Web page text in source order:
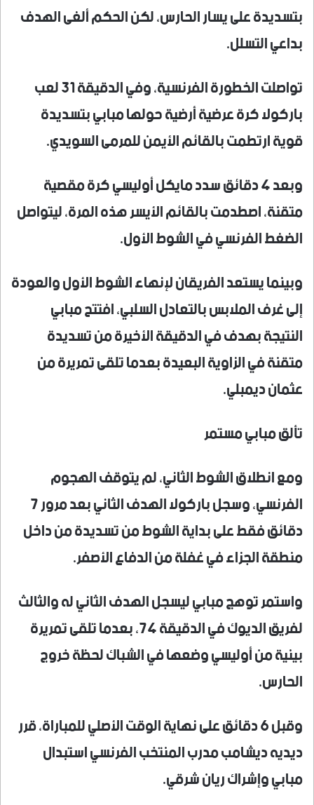
بتسديدة على يسار الحارس، لكن الحكم ألغى الهدف
بداعي التسلل.
تواصلت الخطورة الفرنسية، وفي الدقيقة 31 لعب
باركولا كرة عرضية أرضية حولها مبابي بتسديدة
قوية ارتطمت بالقائم الأيمن للمرمى السويدي.
وبعد 4 دقائق سدد مايكل أوليسي كرة مقصية
متقنة، اصطدمت بالقائم الأيسر هذه المرة، ليتواصل
الضغط الفرنسي في الشوط الأول.
وبينما يستعد الفريقان لإنهاء الشوط الأول والعودة
إلى غرف الملابس بالتعادل السلبي، افتتح مبابي
النتيجة بهدف في الدقيقة الأخيرة من تسديدة
متقنة في الزاوية البعيدة بعدما تلقى تمريرة من
عثمان ديمبلي.
تألق مبابي مستمر
ومع انطلاق الشوط الثاني، لم يتوقف الهجوم
الفرنسي، وسجل باركولا الهدف الثاني بعد مرور 7
دقائق فقط على بداية الشوط من تسديدة من داخل
منطقة الجزاء في غفلة من الدفاع الأصفر.
واستمر توهج مبابي ليسجل الهدف الثاني له والثالث
لفريق الديوك في الدقيقة 74، بعدما تلقى تمريرة
بينية من أوليسي وضعها في الشباك لحظة خروج
الحارس.
وقبل 6 دقائق على نهاية الوقت الأصلي للمباراة، قرر
ديديه ديشامب مدرب المنتخب الفرنسي استبدال
مبابي وإشراك ريان شرقي.